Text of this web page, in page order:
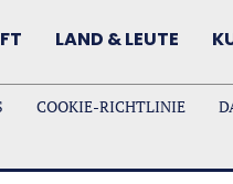
LAND & LEUTE
COOKIE-RICHTLINIE